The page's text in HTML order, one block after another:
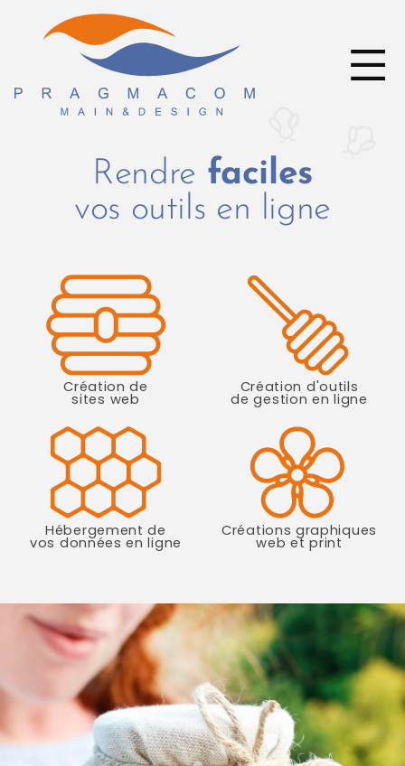
Rendre faciles
vos outils en ligne
Création de
sites web
Création d'outils
de gestion en ligne
Hébergement de
vos données en ligne
Créations graphiques
web et print